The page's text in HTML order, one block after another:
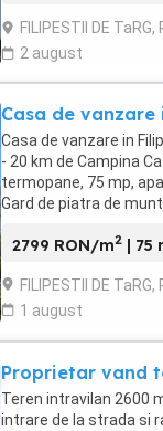
FILIPESTII DE
2 august
Casa de
Casa de vanzare in
- 20 km de Campina
termopane, 75 mp,
Gard de piatra de
2799 RON/m2 | 75
FILIPESTII DE
1 august
Proprietar vand
Teren intravilan 2600
intrare de la strada si